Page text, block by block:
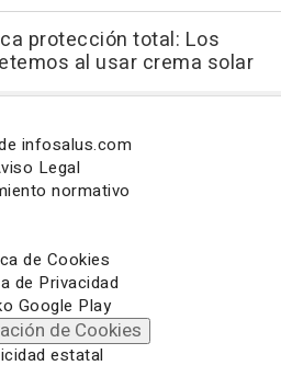
protección total: Los
al usar crema solar
infosalus.com
Legal
normativo
de Cookies
de Privacidad
Google Play
de Cookies
estatal